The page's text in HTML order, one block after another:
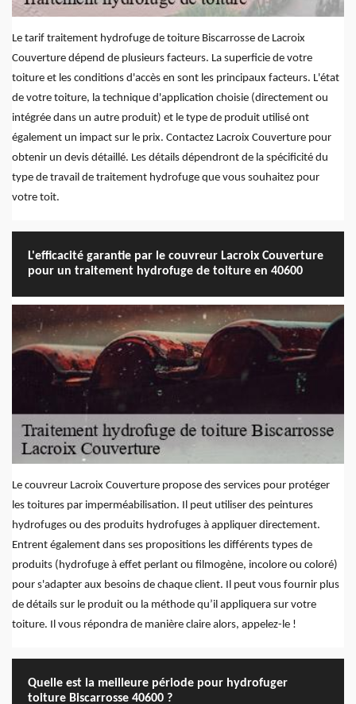
Le tarif traitement hydrofuge de toiture Biscarrosse de Lacroix
Couverture dépend de plusieurs facteurs. La superficie de votre
toiture et les conditions d'accès en sont les principaux facteurs. L'état
de votre toiture, la technique d'application choisie (directement ou
intégrée dans un autre produit) et le type de produit utilisé ont
également un impact sur le prix. Contactez Lacroix Couverture pour
obtenir un devis détaillé. Les détails dépendront de la spécificité du
type de travail de traitement hydrofuge que vous souhaitez pour
votre toit.
L'efficacité garantie par le couvreur Lacroix Couverture
pour un traitement hydrofuge de toiture en 40600
Le couvreur Lacroix Couverture propose des services pour protéger
les toitures par imperméabilisation. Il peut utiliser des peintures
hydrofuges ou des produits hydrofuges à appliquer directement.
Entrent également dans ses propositions les différents types de
produits (hydrofuge à effet perlant ou filmogène, incolore ou coloré)
pour s'adapter aux besoins de chaque client. Il peut vous fournir plus
de détails sur le produit ou la méthode qu’il appliquera sur votre
toiture. Il vous répondra de manière claire alors, appelez-le !
Quelle est la meilleure période pour hydrofuger
toiture Biscarrosse 40600 ?